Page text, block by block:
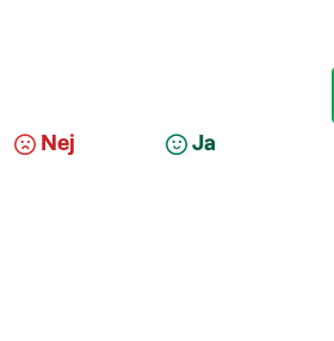
Nej Ja